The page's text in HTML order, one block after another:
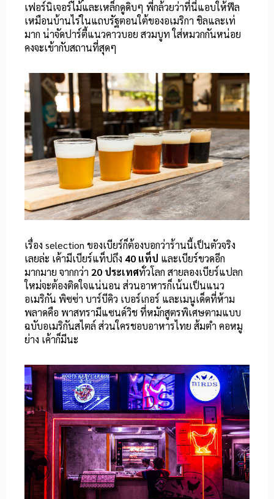
เฟอร์นิเจอร์ไม้และเหล็กดูดิบๆ พี่กล้วยว่าที่นี่แอบให้ฟีล
เหมือนบ้านไร่ในแถบรัฐตอนใต้ของอเมริกา ชิลและเท่
มาก น่าจัดปาร์ตี้แนวคาวบอย สวมบูท ใส่หมวกกันหน่อย
คงจะเข้ากับสถานที่สุดๆ
เรื่อง selection ของเบียร์ก็ต้องบอกว่าร้านนี้เป็นตัวจริง
เลยล่ะ เค้ามีเบียร์แท็ปถึง 40 แท็ป และเบียร์ขวดอีก
มากมาย จากกว่า 20 ประเทศทั่วโลก สายลองเบียร์แปลก
ใหม่จะต้องติดใจแน่นอน ส่วนอาหารก็เน้นเป็นแนว
อเมริกัน พิซซ่า บาร์บีคิว เบอร์เกอร์ และเมนูเด็ดที่ห้าม
พลาดคือ พาสทรามีแซนด์วิช ที่หมักสูตรพิเศษตามแบบ
ฉบับอเมริกันสไตล์ ส่วนใครชอบอาหารไทย ส้มตำ คอหมู
ย่าง เค้าก็มีนะ